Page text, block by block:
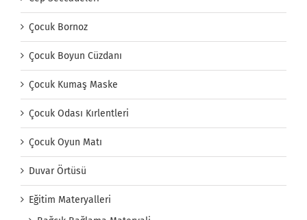
Çocuk Bornoz
Çocuk Boyun Cüzdanı
Çocuk Kumaş Maske
Çocuk Odası Kırlentleri
Çocuk Oyun Matı
Duvar Örtüsü
Eğitim Materyalleri